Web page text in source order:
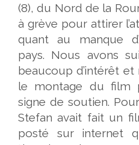
(8), du Nord de la
à grève pour attirer
quant au manque
pays. Nous avons
beaucoup d’intérêt et
le montage du film
signe de soutien.
Stefan avait fait un
posté sur internet